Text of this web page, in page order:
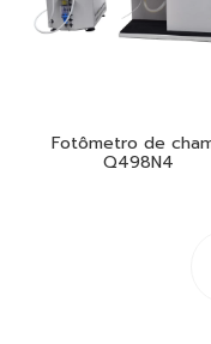
Fotômetro de
Q498N4